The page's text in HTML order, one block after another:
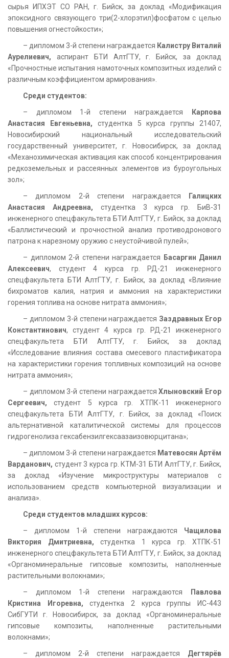
сырья ИПХЭТ СО РАН, г. Бийск, за доклад «Модификация
эпоксидного связующего три(2-хлорэтил)фосфатом с целью
повышения огнестойкости»;
– дипломом 3-й степени награждается Калистру Виталий
Аурелиевич, аспирант БТИ АлтГТУ, г. Бийск, за доклад
«Прочностные испытания намоточных композитных изделий с
различным коэффициентом армирования».
Среди студентов:
– дипломом 1-й степени награждается
Карпова
Анастасия Евгеньевна, студентка 5 курса группы 21407,
Новосибирский национальный исследовательский
государственный университет, г. Новосибирск, за доклад
«Механохимическая активация как способ концентрирования
редкоземельных и рассеянных элементов из буроугольных
зол»;
– дипломом 2-й степени награждается Галицких
Анастасия Андреевна, студентка 3 курса гр. БиВ-31
инженерного спецфакультета БТИ АлтГТУ, г. Бийск, за доклад
«Баллистический и прочностной анализ противодронового
патрона к нарезному оружию с неустойчивой пулей»;
– дипломом 2-й степени награждается
Басаргин Данил
Алексеевич, студент 4 курса гр. РД-21 инженерного
спецфакультета БТИ АлтГТУ, г. Бийск, за доклад «Влияние
бихроматов калия, натрия и аммония на характеристики
горения топлива на основе нитрата аммония»;
– дипломом 3-й степени награждается Заздравных Егор
Константинович, студент 4 курса гр. РД-21 инженерного
спецфакультета БТИ АлтГТУ, г. Бийск, за доклад
«Исследование влияния состава смесевого пластификатора
на характеристики горения топливных композиций на основе
нитрата аммония»;
– дипломом 3-й степени награждаетсяХлыновский Егор
Сергеевич, студент 5 курса гр. ХТПК-11 инженерного
спецфакультета БТИ АлтГТУ, г. Бийск, за доклад «Поиск
альтернативной каталитической системы для процессов
гидрогенолиза гексабензилгексаазаизовюрцитана»;
– дипломом 3-й степени награждается Матевосян Артём
Варданович, студент 3 курса гр. КТМ-31 БТИ АлтГТУ, г. Бийск,
за доклад «Изучение микроструктуры материалов с
использованием средств компьютерной визуализации и
анализа».
Среди студентов младших курсов:
– дипломом 1-й степени награждаются Чащилова
Виктория Дмитриевна, студентка 1 курса гр. ХТПК-51
инженерного спецфакультета БТИ АлтГТУ, г. Бийск, за доклад
«Органоминеральные гипсовые композиты, наполненные
растительными волокнами»;
– дипломом 1-й степени награждаются Павлова
Кристина Игоревна,студентка 2 курса группы ИС-443
СибГУТИ г. Новосибирск, за доклад «Органоминеральные
гипсовые композиты, наполненные растительными
волокнами»;
– дипломом 2-й степени награждается Дегтярёв